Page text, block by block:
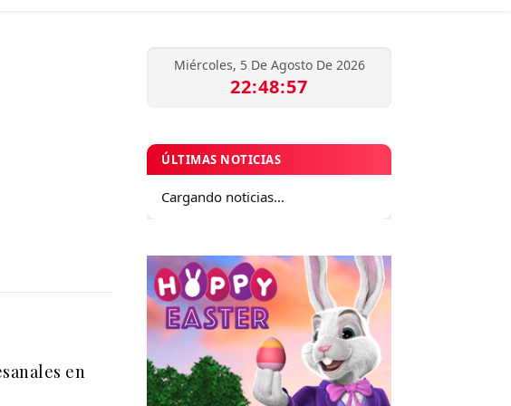
en
Miércoles, 5 De Agosto De 2026
22:48:57
ÚLTIMAS NOTICIAS
Cargando noticias...